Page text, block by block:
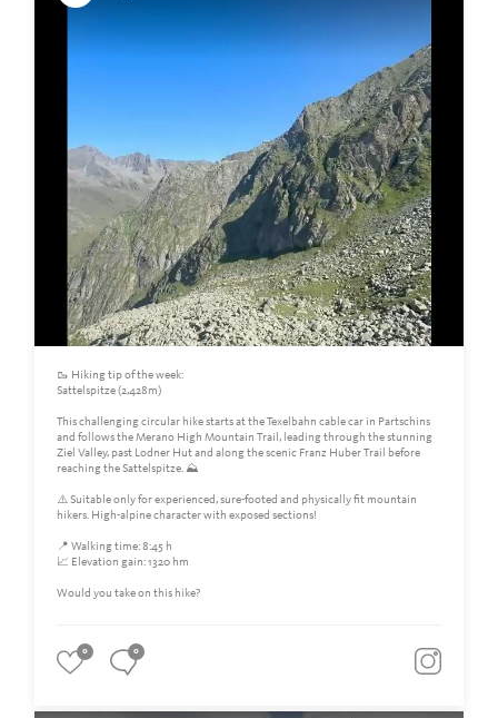
🥾 Hiking tip of the week:
Sattelspitze (2,428m)
This challenging circular hike starts at the Texelbahn cable car in Partschins
and follows the Merano High Mountain Trail, leading through the stunning
Ziel Valley, past Lodner Hut and along the scenic Franz Huber Trail before
reaching the Sattelspitze. ⛰️
⚠️ Suitable only for experienced, sure-footed and physically fit mountain
hikers. High-alpine character with exposed sections!
📍 Walking time: 8:45 h
📈 Elevation gain: 1320 hm
Would you take on this hike?
0 0